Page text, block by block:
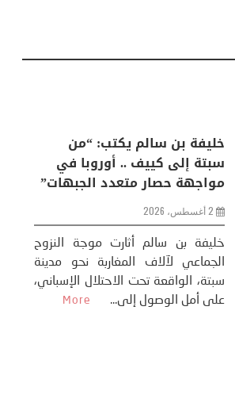
منذر بالضيافي يكتب حول:
التغيرات المناخية: اكثر من
ظاهرة طبيعية .. تحول اجتماعي
وحضاري ( مقاربة
سوسيولوجية )
23 يوليو، 2026
كتب: منذر بالضيافي بدأت قصتي مع
التغييرات المناخية ” المتطرفة”، منذ